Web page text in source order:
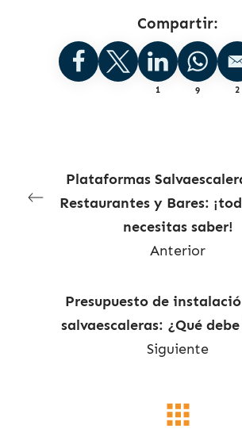
Compartir:
1 9 2
Plataformas
Restaurantes y Bares:
necesitas saber!
Anterior
Presupuesto de
salvaescaleras: ¿Qué
Siguiente